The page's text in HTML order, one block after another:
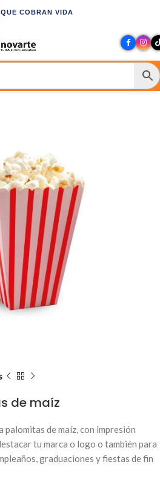
COBRAN VIDA
de maíz
de maíz, con impresión
tu marca o logo o también para
graduaciones y fiestas de fin